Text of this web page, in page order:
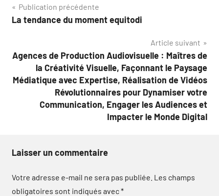
Navigation
de
Publication précédente
La tendance du moment equitodi
Article suivant
Agences de Production Audiovisuelle : Maîtres de
la Créativité Visuelle, Façonnant le Paysage
Médiatique avec Expertise, Réalisation de Vidéos
Révolutionnaires pour Dynamiser votre
Communication, Engager les Audiences et
Impacter le Monde Digital
Laisser un commentaire
Votre adresse e-mail ne sera pas publiée. Les champs
obligatoires sont indiqués avec*